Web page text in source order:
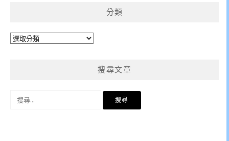
分類
分
搜尋文章